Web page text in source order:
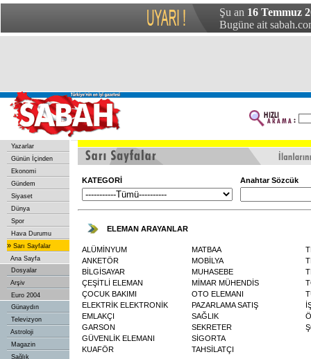
Şu an 16 Temmuz
Bugüne ait
Yazarlar
Günün İçinden
Ekonomi
Gündem
Siyaset
Dünya
Spor
Hava Durumu
» Sarı Sayfalar
Ana Sayfa
Dosyalar
Arşiv
Euro 2004
Günaydın
Televizyon
Astroloji
Magazin
Sağlık
KATEGORİ Anahtar Sözcük
ELEMAN ARAYANLAR
ALÜMİNYUM
ANKETÖR
BİLGİSAYAR
ÇEŞİTLİ ELEMAN
ÇOCUK BAKIMI
ELEKTRİK ELEKTRONİK
EMLAKÇI
GARSON
GÜVENLİK ELEMANI
KUAFÖR
MATBAA
MOBİLYA
MUHASEBE
MİMAR MÜHENDİS
OTO ELEMANI
PAZARLAMA SATIŞ
SAĞLIK
SEKRETER
SİGORTA
TAHSİLATÇI